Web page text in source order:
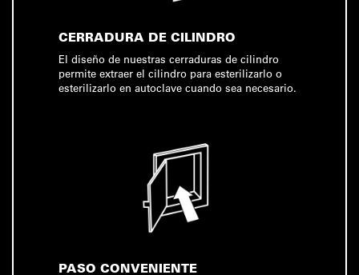
CERRADURA DE CILINDRO
El diseño de nuestras cerraduras de cilindro
permite extraer el cilindro para esterilizarlo o
esterilizarlo en autoclave cuando sea necesario.
PASO CONVENIENTE